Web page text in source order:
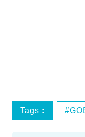
Tags :